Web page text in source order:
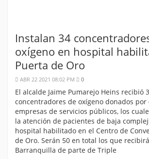
Instalan 34
oxígeno en hospital
Puerta de Oro
ABR 22 2021 08:02 PM 0
El alcalde Jaime Pumarejo Heins recibió
concentradores de oxígeno donados por
empresas de servicios públicos, los
la atención de pacientes de baja
hospital habilitado en el Centro de
de Oro. Serán 50 en total los que
Barranquilla de parte de Triple